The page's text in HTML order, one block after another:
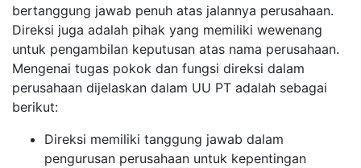
bertanggung jawab penuh atas jalannya perusahaan.
Direksi juga adalah pihak yang memiliki wewenang
untuk pengambilan keputusan atas nama perusahaan.
Mengenai tugas pokok dan fungsi direksi dalam
perusahaan dijelaskan dalam UU PT adalah sebagai
berikut:
Direksi memiliki tanggung jawab dalam
pengurusan perusahaan untuk kepentingan